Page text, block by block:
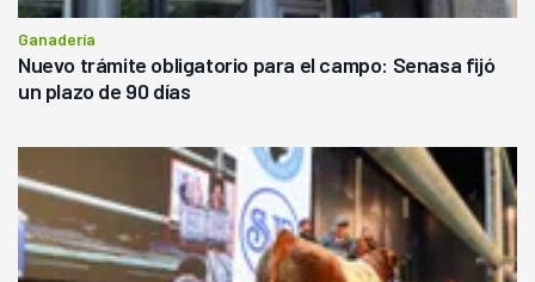
Ganadería
Nuevo trámite obligatorio para el campo: Senasa fijó
un plazo de 90 días